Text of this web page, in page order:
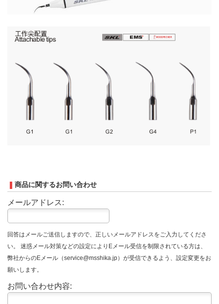
商品に関するお問い合わせ
メールアドレス:
回答はメールご送信しますので、正しいメールアドレスをご入力してくださ
い。 迷惑メール対策などの設定によりEメール受信を制限されている方は、
弊社からのEメール（service@msshika.jp）が受信できるよう、設定変更をお
願いします。
お問い合わせ内容: